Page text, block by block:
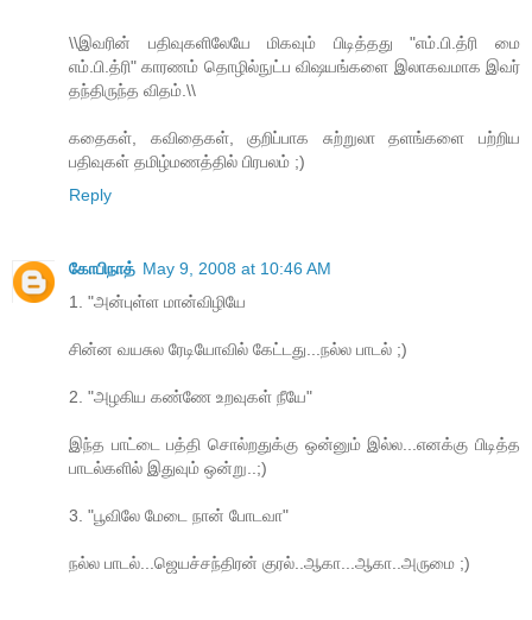
\\இவரின் பதிவுகளிலேயே மிகவும் பிடித்தது "எம்.பி.த்ரி மை
எம்.பி.த்ரி" காரணம் தொழில்நுட்ப விஷயங்களை இலாகவமாக இவர்
தந்திருந்த விதம்.\\
கதைகள், கவிதைகள், குறிப்பாக சுற்றுலா தளங்களை பற்றிய
பதிவுகள் தமிழ்மணத்தில் பிரபலம் ;)
Reply
கோபிநாத் May 9, 2008 at 10:46 AM
1. "அன்புள்ள மான்விழியே
சின்ன வயசுல ரேடியோவில் கேட்டது...நல்ல பாடல் ;)
2. "அழகிய கண்ணே உறவுகள் நீயே"
இந்த பாட்டை பத்தி சொல்றதுக்கு ஒன்னும் இல்ல...எனக்கு பிடித்த
பாடல்களில் இதுவும் ஒன்று..;)
3. "பூவிலே மேடை நான் போடவா"
நல்ல பாடல்...ஜெயச்சந்திரன் குரல்..ஆகா...ஆகா..அருமை ;)